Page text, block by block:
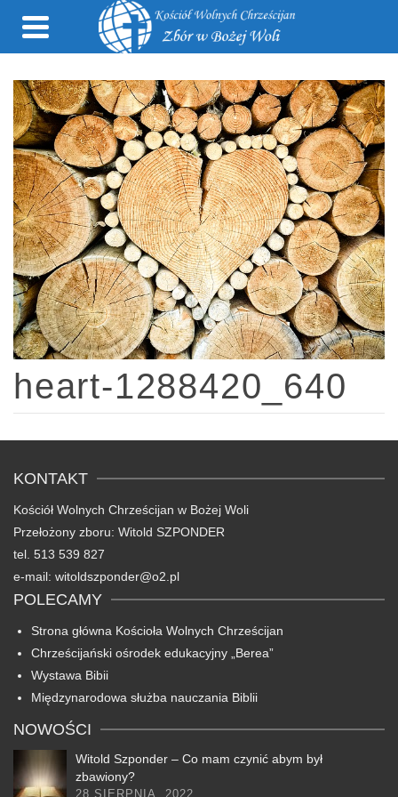
heart-1288420_640
KONTAKT
Kościół Wolnych Chrześcijan w Bożej Woli
Przełożony zboru: Witold SZPONDER
tel. 513 539 827
e-mail: witoldszponder@o2.pl
POLECAMY
Strona główna Kościoła Wolnych Chrześcijan
Chrześcijański ośrodek edukacyjny „Berea”
Wystawa Bibii
Międzynarodowa służba nauczania Biblii
NOWOŚCI
Witold Szponder – Co mam czynić abym był
zbawiony?
28 SIERPNIA, 2022